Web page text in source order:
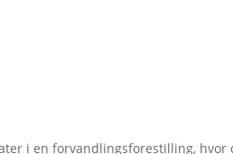
i en forvandlingsforestilling, hvor